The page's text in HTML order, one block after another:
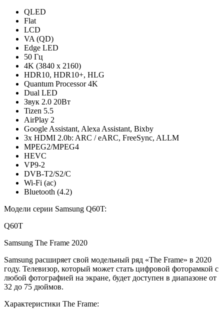
QLED
Flat
LCD
VA (QD)
Edge LED
50 Гц
4K (3840 x 2160)
HDR10, HDR10+, HLG
Quantum Processor 4K
Dual LED
Звук 2.0 20Вт
Tizen 5.5
AirPlay 2
Google Assistant, Alexa Assistant, Bixby
3x HDMI 2.0b: ARC / eARC, FreeSync, ALLM
MPEG2/MPEG4
HEVC
VP9-2
DVB-T2/S2/C
Wi-Fi (ac)
Bluetooth (4.2)
Модели серии Samsung Q60T:
Q60T
Samsung The Frame 2020
Samsung расширяет свой модельный ряд «The Frame» в 2020
году. Телевизор, который может стать цифровой фоторамкой с
любой фотографией на экране, будет доступен в диапазоне от
32 до 75 дюймов.
Характеристики The Frame: